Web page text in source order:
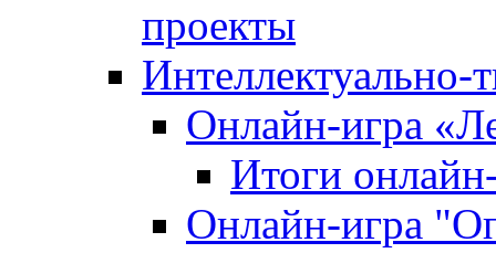
проекты
Интеллектуально-
Онлайн-игра
Итоги
Онлайн-игра